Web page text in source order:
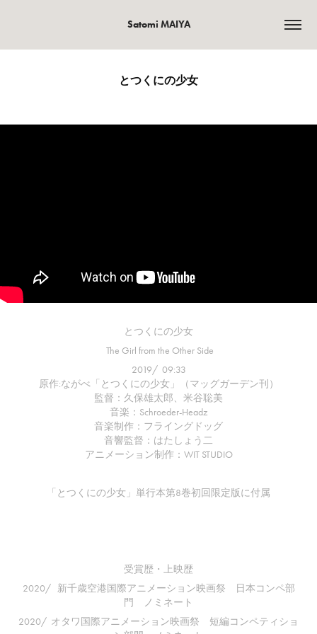
Satomi MAIYA
とつくにの少女
とつくにの少女
The Girl from the Other Side
2019/ 09:33
原作:ながべ「とつくにの少女」（マッグガーデン刊）
監督：久保雄太郎、米谷聡美
音楽：Schroeder-Headz
音楽制作：フライングドッグ
音響監督：はたしょう二
アニメーション制作：WIT STUDIO
「とつくにの少女」単行本第8巻初回限定版に付属
受賞歴・上映歴
2020/ 新千歳空港国際アニメーション映画祭 日本コンペ部
門 ノミネート
2020/ オタワ国際アニメーション映画祭 短編コンペティショ